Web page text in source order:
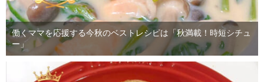
働くママを応援する今秋のベストレシピは「秋満載！時短シチュ
ー」